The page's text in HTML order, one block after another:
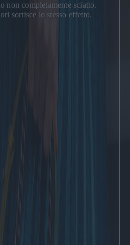
non completamente sciatto.
sortisce lo stesso effetto.